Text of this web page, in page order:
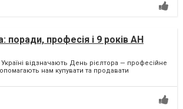
поради, професія і 9 років АН
відзначають День рієлтора — професійне
нам купувати та продавати